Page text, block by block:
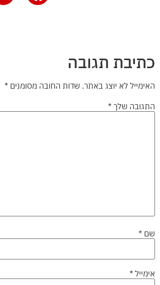
כתיבת תגובה
האימייל לא יוצג באתר. שדות החובה מסומנים *
התגובה שלך *
שם *
אימייל *